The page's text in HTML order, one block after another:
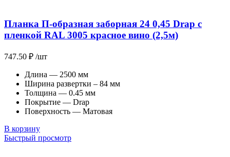
Планка П-образная заборная 24 0,45 Drap с
пленкой RAL 3005 красное вино (2,5м)
747.50 ₽ /шт
Длина — 2500 мм
Ширина развертки – 84 мм
Толщина — 0.45 мм
Покрытие — Drap
Поверхность — Матовая
В корзину
Быстрый просмотр